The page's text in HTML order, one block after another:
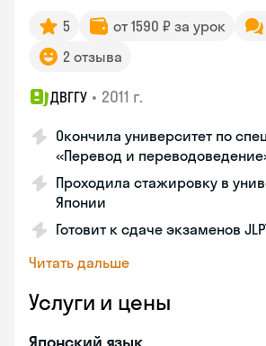
5 от 1590 ₽ за урок
2 отзыва
ДВГГУ • 2011 г.
Окончила университет по
«Перевод и
Проходила стажировку в
Японии
Готовит к сдаче экзаменов
Читать дальше
Услуги и цены